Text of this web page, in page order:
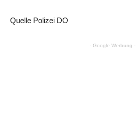
Quelle Polizei DO
- Google Werbung -